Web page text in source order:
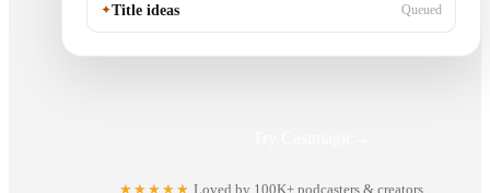
✦Title ideas Queued
★★★★★ Loved by 100K+ podcasters & creators